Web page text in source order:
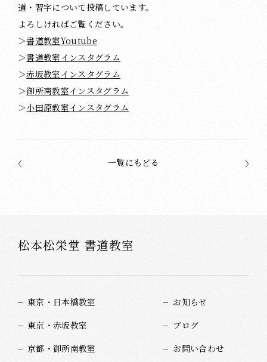
道・習字について投稿しています。
よろしければご覧ください。
＞書道教室Youtube
＞書道教室インスタグラム
＞赤坂教室インスタグラム
＞御所南教室インスタグラム
＞小田原教室インスタグラム
一覧にもどる
松本松栄堂 書道教室
東京・日本橋教室
東京・赤坂教室
京都・御所南教室
お知らせ
ブログ
お問い合わせ